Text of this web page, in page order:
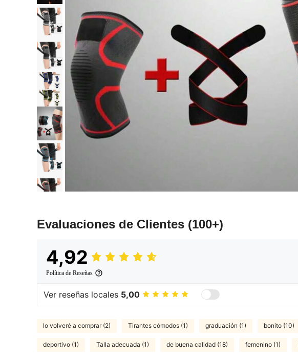
Evaluaciones de Clientes (100+)
4,92
Política de Reseñas
Ver reseñas locales 5,00
lo volveré a comprar (2) Tirantes cómodos (1) graduación (1) bonito (10)
deportivo (1) Talla adecuada (1) de buena calidad (18) femenino (1)